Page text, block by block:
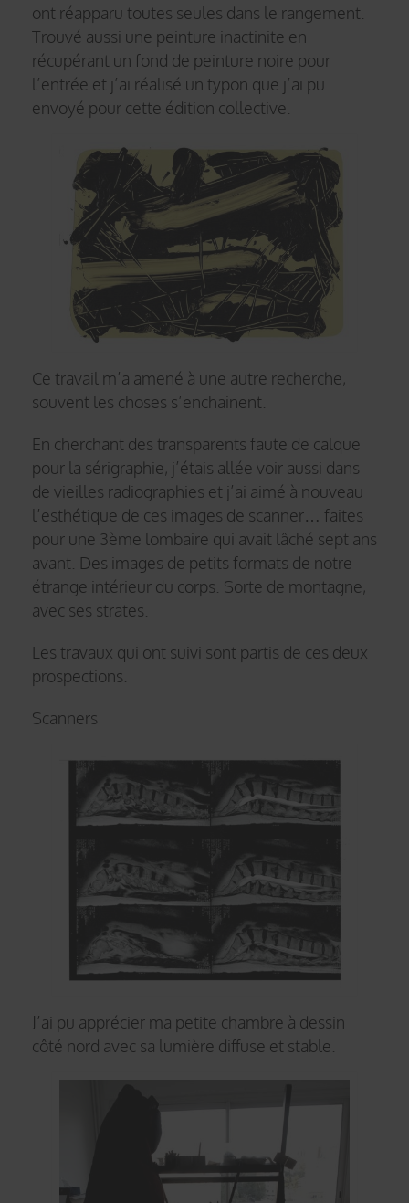
ont réapparu toutes seules dans le rangement.
Trouvé aussi une peinture inactinite en
récupérant un fond de peinture noire pour
l’entrée et j’ai réalisé un typon que j’ai pu
envoyé pour cette édition collective.
Ce travail m’a amené à une autre recherche,
souvent les choses s’enchainent.
En cherchant des transparents faute de calque
pour la sérigraphie, j’étais allée voir aussi dans
de vieilles radiographies et j’ai aimé à nouveau
l’esthétique de ces images de scanner… faites
pour une 3ème lombaire qui avait lâché sept ans
avant. Des images de petits formats de notre
étrange intérieur du corps. Sorte de montagne,
avec ses strates.
Les travaux qui ont suivi sont partis de ces deux
prospections.
Scanners
J’ai pu apprécier ma petite chambre à dessin
côté nord avec sa lumière diffuse et stable.